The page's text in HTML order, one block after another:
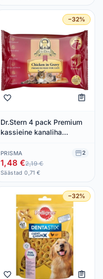
−32%
Dr.Stern 4 pack Premium
kassieine kanaliha
PRISMA 2
1,48 €2,19 €
Säästad 0,71 €
−32%